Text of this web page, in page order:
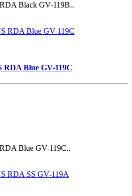
Black GV-119B..
RDA Blue GV-119C
Blue GV-119C..